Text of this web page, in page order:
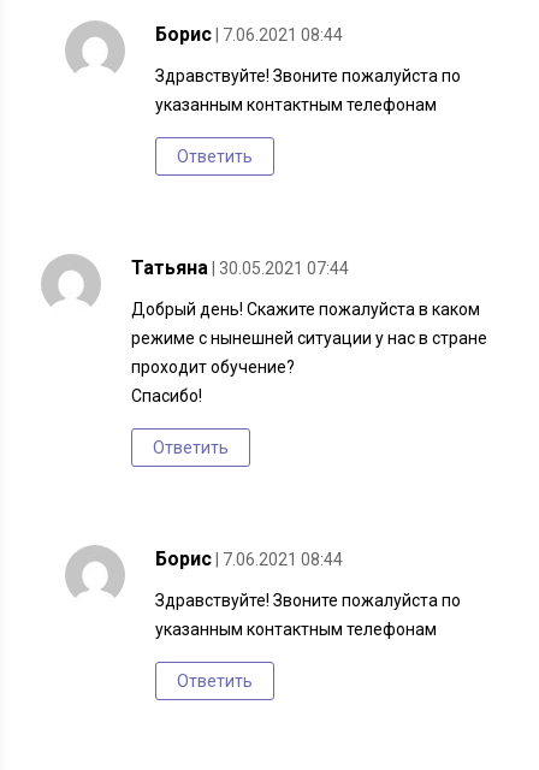
Борис | 7.06.2021 08:44
Здравствуйте! Звоните пожалуйста по
указанным контактным телефонам
Ответить
Татьяна | 30.05.2021 07:44
Добрый день! Скажите пожалуйста в каком
режиме с нынешней ситуации у нас в стране
проходит обучение?
Спасибо!
Ответить
Борис | 7.06.2021 08:44
Здравствуйте! Звоните пожалуйста по
указанным контактным телефонам
Ответить